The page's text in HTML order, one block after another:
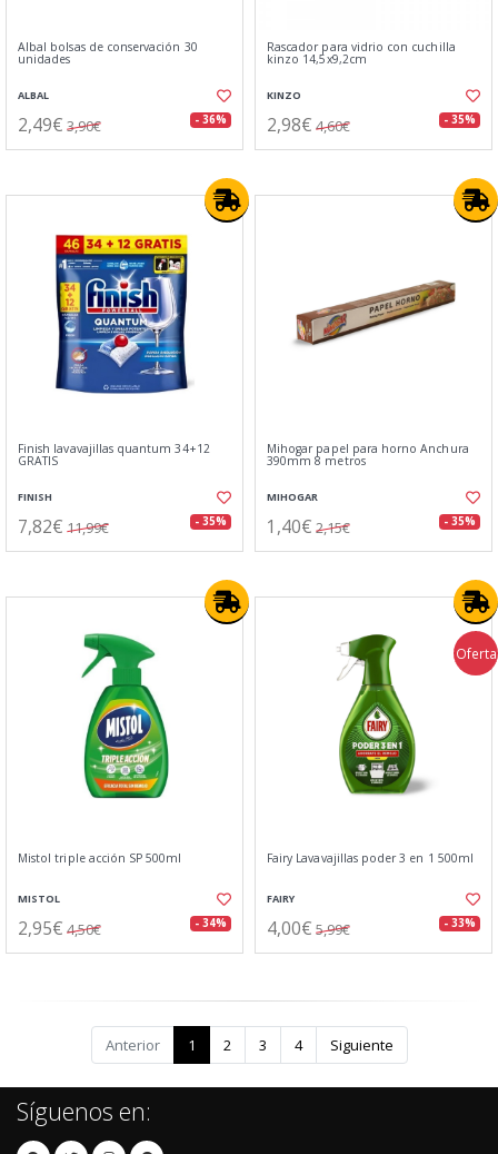
Albal bolsas de conservación 30
unidades
ALBAL
2,49€ 3,90€ - 36%
Rascador para vidrio con cuchilla
kinzo 14,5x9,2cm
KINZO
2,98€ 4,60€ - 35%
Finish lavavajillas quantum 34+12
GRATIS
FINISH
7,82€ 11,99€ - 35%
Mihogar papel para horno Anchura
390mm 8 metros
MIHOGAR
1,40€ 2,15€ - 35%
Mistol triple acción SP 500ml
MISTOL
2,95€ 4,50€ - 34%
Oferta
Fairy Lavavajillas poder 3 en 1 500ml
FAIRY
4,00€ 5,99€ - 33%
Anterior 1 2 3 4 Siguiente
Síguenos en: